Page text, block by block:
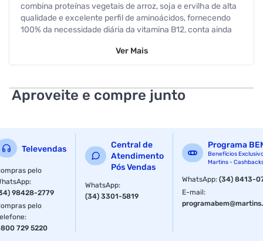
combina proteínas vegetais de arroz, soja e ervilha de alta
qualidade e excelente perfil de aminoácidos, fornecendo
100% da necessidade diária da vitamina B12, conta ainda
PRO VEG PROTEIN é o produto ideal para vegetarianos e
BENEFÍCIOS ¿ Edulcorantes naturais ¿ Gluten Free ¿ 22g de
proteína por porção: As proteínas auxiliam na formação dos
sangue.INGREDIENTES:
Proteína isolada de soja, proteína
de alfarroba, proteína de ervilha
isolada, proteína de arroz, cacau
alcalino em pó, cianocobalamina
Ver Mais
Aproveite e compre junto
Televendas
pelo
:
98428-2779
pelo
:
729 5220
Central de
Atendimento
Pós Vendas
WhatsApp:
(34) 3301-5819
Programa
Benefícios
Martins -
WhatsApp:(34) 8413-
E-mail: